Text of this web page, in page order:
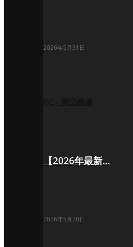
2026年5月31日
【2026年最新…
2026年5月30日